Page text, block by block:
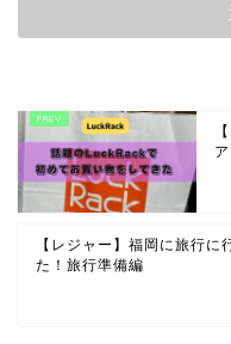
【レジャー】福岡に旅行に
た！旅行準備編